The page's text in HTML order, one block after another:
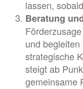
lassen,
Beratung
und
strategische
steigt ab
gemeinsame